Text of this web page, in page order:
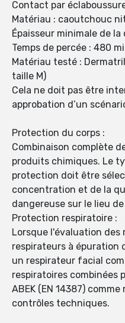
Contact par
Matériau : caoutchouc
Épaisseur minimale de la
Temps de percée : 480
Matériau testé :
taille M)
Cela ne doit pas être
approbation d’un
Protection du corps :
Combinaison complète
produits chimiques. Le
protection doit être
concentration et de la
dangereuse sur le lieu
Protection respiratoire :
Lorsque l'évaluation des
respirateurs à épuration
un respirateur facial
respiratoires combinées
ABEK (EN 14387)
contrôles techniques.